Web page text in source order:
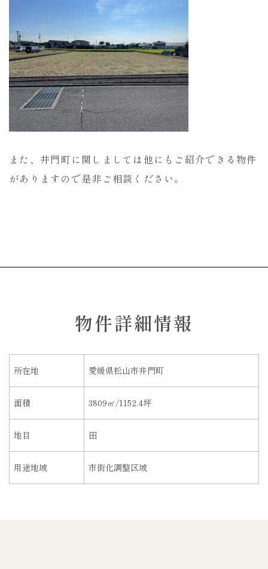
また、井門町に関しましては他にもご紹介できる物件
がありますので是非ご相談ください。
物件詳細情報
所在地 愛媛県松山市井門町
面積 3809㎡/1152.4坪
地目 田
用途地域 市街化調整区域